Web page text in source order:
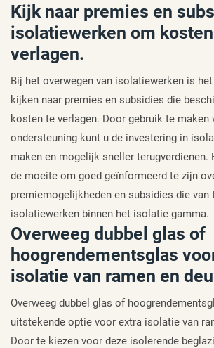
Kijk naar premies en
isolatiewerken om
verlagen.
Bij het overwegen van isolatiewerken is
kijken naar premies en subsidies die
kosten te verlagen. Door gebruik te maken
ondersteuning kunt u de investering in
maken en mogelijk sneller terugverdienen.
de moeite om goed geïnformeerd te zijn
premiemogelijkheden en subsidies die
isolatiewerken binnen het isolatie gamma.
Overweeg dubbel glas of
hoogrendementsglas
isolatie van ramen en
Overweeg dubbel glas of
uitstekende optie voor extra isolatie van
Door te kiezen voor deze isolerende